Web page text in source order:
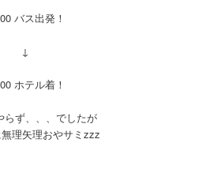
バス出発！
↓
ホテル着！
らず、、、でしたが
理矢理おやサミzzz